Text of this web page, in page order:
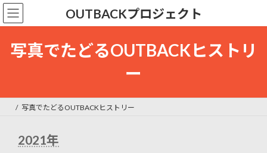
コ
ン
テ
ッ
ナ
ビ
ゲ
移
OUTBACKプロジェクト
写真でたどるOUTBACKヒストリ
ー
写真でたどるOUTBACKヒストリー
2021年